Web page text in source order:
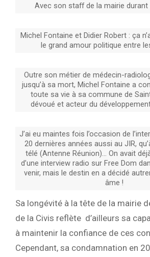
Avec son staff de la mairie durant
Michel Fontaine et Didier Robert : ça
le grand amour politique entre
Outre son métier de médecin-
jusqu’à sa mort, Michel Fontaine a
toute sa vie à sa commune de
dévoué et acteur du
J’ai eu maintes fois l’occasion de
20 dernières années aussi au JIR,
télé (Antenne Réunion)… On avait
d’une interview radio sur Free Dom
venir, mais le destin en a décidé
âme !
Sa longévité à la tête de la mairie
de la Civis reflète d’ailleurs sa
à maintenir la confiance de ces
Cependant, sa condamnation en